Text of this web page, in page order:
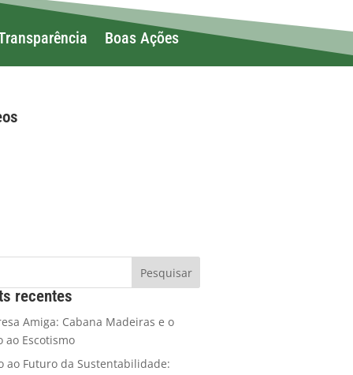
Boas Ações
recentes
Amiga: Cabana Madeiras e o
ao Escotismo
ao Futuro da Sustentabilidade: